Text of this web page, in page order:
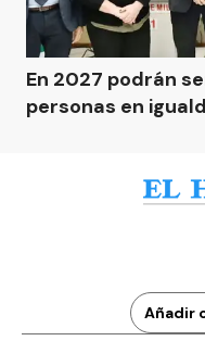
En 2027 podrán
personas en
Añadir